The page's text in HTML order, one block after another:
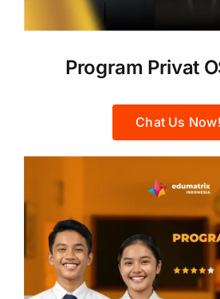
Program Privat
Chat Us Now!